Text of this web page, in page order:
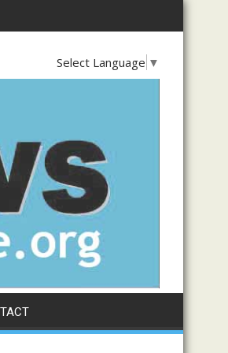
L’ENTREPRISE LUSHOISE MMR
CONJUGUENT LEURS EFFORTS
Select Language ▼